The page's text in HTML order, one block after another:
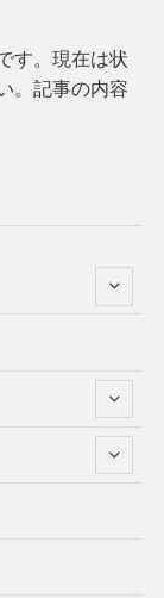
す。現在は状
。記事の内容